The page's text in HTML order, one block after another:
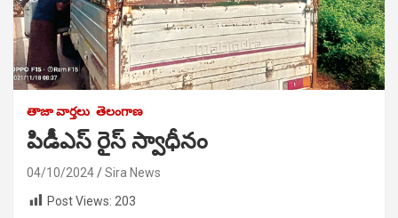
తాజా వార్తలు తెలంగాణ
పిడీఎస్ రైస్ స్వాధీనం
04/10/2024
Sira News
Post Views: 203